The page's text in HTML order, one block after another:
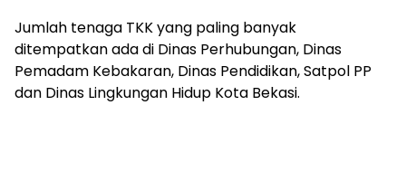
Jumlah tenaga TKK yang paling banyak
ditempatkan ada di Dinas Perhubungan, Dinas
Pemadam Kebakaran, Dinas Pendidikan, Satpol PP
dan Dinas Lingkungan Hidup Kota Bekasi.